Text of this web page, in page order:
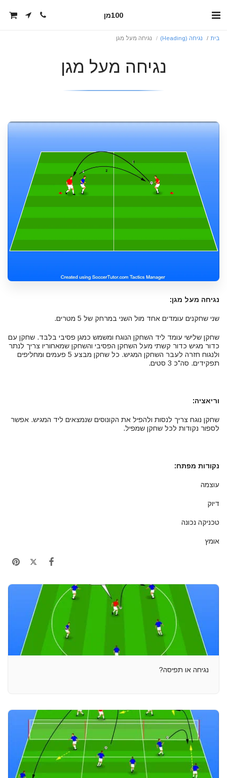
100מן
בית נגיחה (Heading) נגיחה מעל מגן
נגיחה מעל מגן
נגיחה מעל מגן:
שני שחקנים עומדים אחד מול השני במרחק של 5 מטרים.
שחקן שלישי עומד ליד השחקן הנוגח ומשמש כמגן פסיבי בלבד. שחקן עם
כדור מגיש כדור קשתי מעל השחקן הפסיבי והשחקן שמאחוריו צריך לנתר
ולנגוח חזרה לעבר השחקן המגיש. כל שחקן מבצע 5 פעמים ומחליפים
תפקידים. סה"כ 3 סטים.
וריאציה:
שחקן נוגח צריך לנסות ולהפיל את הקונוסים שנמצאים ליד המגיש. אפשר
לספור נקודות לכל שחקן שמפיל.
נקודות מפתח:
עוצמה
דיוק
טכניקה נכונה
אומץ
נגיחה או תפיסה?